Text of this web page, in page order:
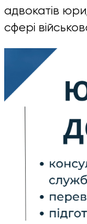
адвокатів
сфері